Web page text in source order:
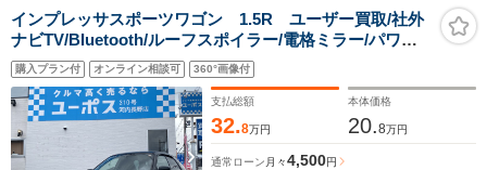
インプレッサスポーツワゴン 1.5R ユーザー買取/社外
ナビTV/BIuetooth/ルーフスポイラー/電格ミラー/パワー
ウィンドウ/ETC/エアコン/純正16インチアルミホイー
ル/8.7万キロ/車検整備付
購入プラン付 オンライン相談可 360°画像付
支払総額
32.8万円
本体価格
20.8万円
通常ローン 月々4,500円